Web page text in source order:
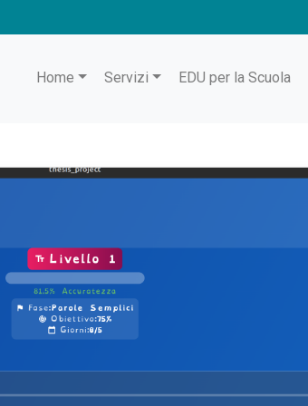
Home Servizi EDU per la Scuola